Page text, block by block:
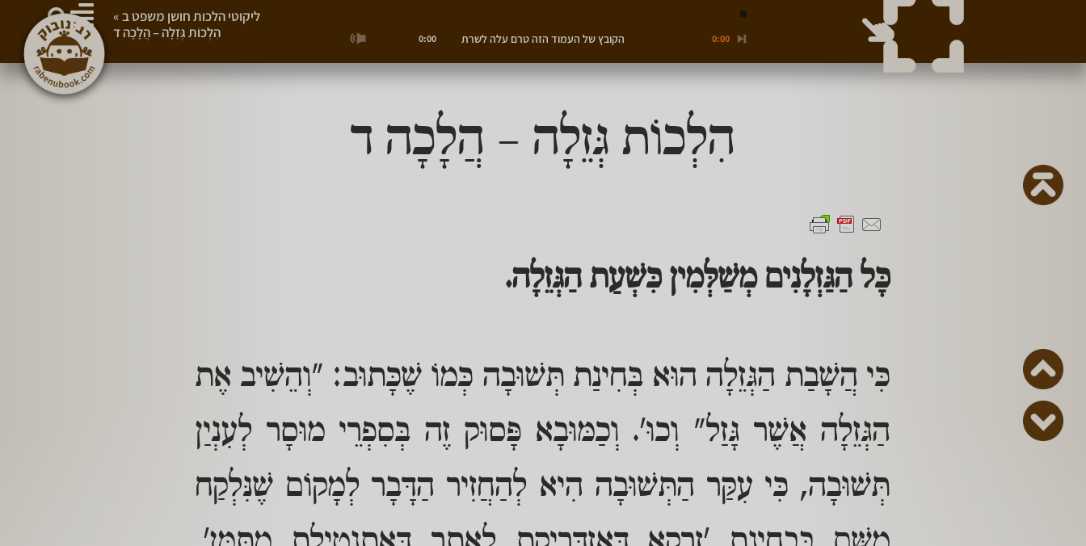
הִלְכוֹת גְּזֵלָה – הֲלָכָה ד
כָּל הַגַּזְלָנִים מְשַׁלְּמִין כִּשְׁעַת הַגְּזֵלָה.
כִּי הֲשָׁבַת הַגְּזֵלָה הוּא בְּחִינַת תְּשׁוּבָה כְּמוֹ שֶׁכָּתוּב: "וְהֵשִׁיב אֶת
הַגְּזֵלָה אֲשֶׁר גָּזַל" וְכוּ'. וְכַמּוּבָא פָּסוּק זֶה בְּסִפְרֵי מוּסָר לְעִנְיַן
תְּשׁוּבָה, כִּי עִקַּר הַתְּשׁוּבָה הִיא לְהַחֲזִיר הַדָּבָר לְמָקוֹם שֶׁנִּלְקַח
ליקוטי הלכות חושן משפט ב»
הִלְכוֹת גְּזֵלָה – הֲלָכָה ד
0:00 הקובץ של העמוד הזה טרם עלה לשרת 0:00